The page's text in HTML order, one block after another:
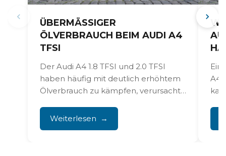
ÜBERMÄSSIGER Ö
LVERBRAUCH BEIM AUDI A4 T
FSI
Der Audi A4 1.8 TFSI und 2.0 TFSI
haben häufig mit deutlich erhöhtem
Ölverbrauch zu kämpfen, verursacht
Weiterlesen
AUDI
Eine
A4
kann